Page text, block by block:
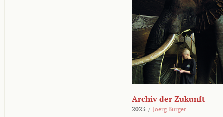
Archiv der Zukunft
2023 / Joerg Burger